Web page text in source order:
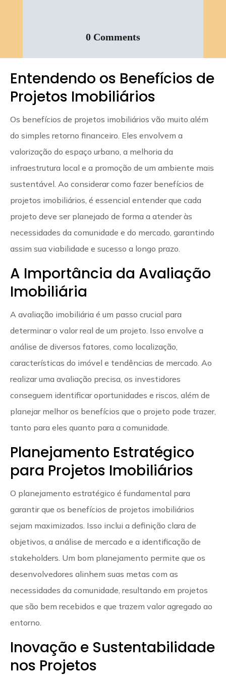
0 Comments
Entendendo os Benefícios de
Projetos Imobiliários
Os benefícios de projetos imobiliários vão muito além
do simples retorno financeiro. Eles envolvem a
valorização do espaço urbano, a melhoria da
infraestrutura local e a promoção de um ambiente mais
sustentável. Ao considerar como fazer benefícios de
projetos imobiliários, é essencial entender que cada
projeto deve ser planejado de forma a atender às
necessidades da comunidade e do mercado, garantindo
assim sua viabilidade e sucesso a longo prazo.
A Importância da Avaliação
Imobiliária
A avaliação imobiliária é um passo crucial para
determinar o valor real de um projeto. Isso envolve a
análise de diversos fatores, como localização,
características do imóvel e tendências de mercado. Ao
realizar uma avaliação precisa, os investidores
conseguem identificar oportunidades e riscos, além de
planejar melhor os benefícios que o projeto pode trazer,
tanto para eles quanto para a comunidade.
Planejamento Estratégico
para Projetos Imobiliários
O planejamento estratégico é fundamental para
garantir que os benefícios de projetos imobiliários
sejam maximizados. Isso inclui a definição clara de
objetivos, a análise de mercado e a identificação de
stakeholders. Um bom planejamento permite que os
desenvolvedores alinhem suas metas com as
necessidades da comunidade, resultando em projetos
que são bem recebidos e que trazem valor agregado ao
entorno.
Inovação e Sustentabilidade
nos Projetos